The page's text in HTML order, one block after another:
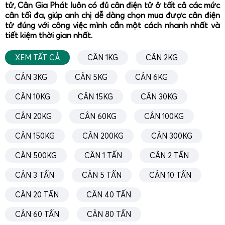
Cân mini - cân tiểu ly mini 100g 200g 300g 500g
1000g cân định lượng giấy, vải, chi tiết nhựa và mẫu
hàng hóa
tử, Cân Gia Phát luôn có đủ cân điện tử ở tất cả các mức
cân tối đa, giúp anh chị dễ dàng chọn mua được cân điện
tử đúng với công việc mình cần một cách nhanh nhất và
tiết kiệm thời gian nhất.
XEM TẤT CẢ CÂN 1KG CÂN 2KG
CÂN 3KG CÂN 5KG CÂN 6KG
CÂN 10KG CÂN 15KG CÂN 30KG
CÂN 20KG CÂN 60KG CÂN 100KG
CÂN 150KG CÂN 200KG CÂN 300KG
CÂN 500KG CÂN 1 TẤN CÂN 2 TẤN
CÂN 3 TẤN CÂN 5 TẤN CÂN 10 TẤN
CÂN 20 TẤN CÂN 40 TẤN
CÂN 60 TẤN CÂN 80 TẤN